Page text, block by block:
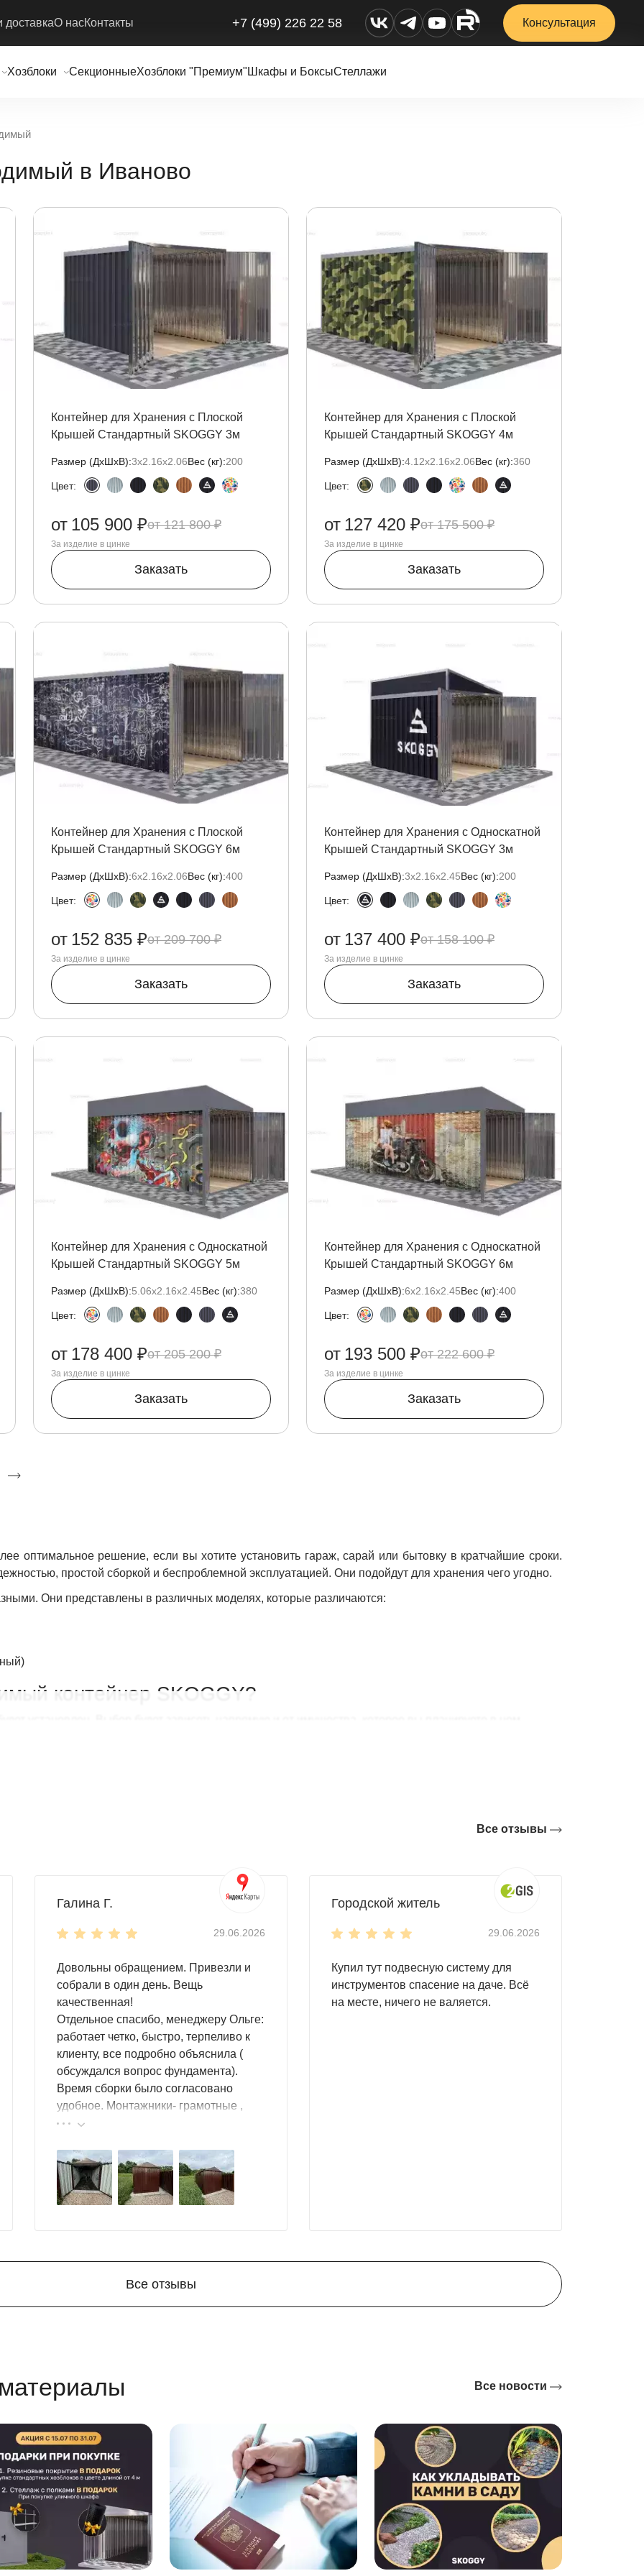
доставкаО насКонтакты +7 (499) 226 22 58 Консультация
Хозблоки СекционныеХозблоки "Премиум" Шкафы и БоксыСтеллажи
в Иваново
Контейнер для Хранения с Плоской
Крышей Стандартный SKOGGY 3м
Размер (ДxШxВ):3х2.16х2.06Вес (кг):200
Цвет:
121 800 ₽
от 105 900 ₽
За изделие в цинке
Заказать
Контейнер для Хранения с Плоской
Крышей Стандартный SKOGGY 4м
Размер (ДxШxВ):4.12х2.16х2.06Вес (кг):360
Цвет:
175 500 ₽
от 127 420 ₽
За изделие в цинке
Заказать
Контейнер для Хранения с Плоской
Крышей Стандартный SKOGGY 6м
Размер (ДxШxВ):6х2.16х2.06Вес (кг):400
Цвет:
209 700 ₽
от 152 835 ₽
За изделие в цинке
Заказать
Контейнер для Хранения с Односкатной
Крышей Стандартный SKOGGY 3м
Размер (ДxШxВ):3х2.16х2.45Вес (кг):200
Цвет:
158 100 ₽
от 137 400 ₽
За изделие в цинке
Заказать
Контейнер для Хранения с Односкатной
Крышей Стандартный SKOGGY 5м
Размер (ДxШxВ):5.06х2.16х2.45Вес (кг):380
Цвет:
205 200 ₽
от 178 400 ₽
За изделие в цинке
Заказать
Контейнер для Хранения с Односкатной
Крышей Стандартный SKOGGY 6м
Размер (ДxШxВ):6х2.16х2.45Вес (кг):400
Цвет:
222 600 ₽
от 193 500 ₽
За изделие в цинке
Заказать
оптимальное решение, если вы хотите установить гараж, сарай или бытовку в кратчайшие сроки.
простой сборкой и беспроблемной эксплуатацией. Они подойдут для хранения чего угодно.
Они представлены в различных моделях, которые различаются:
контейнер SKOGGY?
металлический хозблок, длина которого составляет 2-3 м. Здесь поместится весь необходимый
и т.д. Вы можете выбрать контейнер с односкатной или двускатной крышей. А если хотите сэкономить,
Вы сможете быть уверены в надежности контейнера.
внутри. Вы сможете без труда разместить здесь:
хранения позволят рационально организовывать пространство. Заранее установите полки,
числе и контейнер. Кроме того, с графическим рисунком контейнер будет смотреться очень
контейнера – его сборно-разборная конструкция. Вы сможете без труда собрать и
транспортировку на любой, самый труднодоступный участок. А подготовка к эксплуатации займет
контейнеров SKOGGY
составляет 2 тонны;
не будет скапливаться внутри контейнера, за счет чего удастся избежать коррозии;
длительной службы контейнера;
прочная и удобная;
Все отзывы
Галина Г.
29.06.2026
Довольны обращением. Привезли и
собрали в один день. Вещь
качественная!
Отдельное спасибо, менеджеру Ольге:
работает четко, быстро, терпеливо к
клиенту, все подробно объяснила (
обсуждался вопрос фундамента).
Время сборки было согласовано
удобное. Монтажники- грамотные ,
культурные ребята. Спасибо компании
большой выбор продукции, реальные
цены.
Городской житель
29.06.2026
Купил тут подвесную систему для
инструментов спасение на даче. Всё
на месте, ничего не валяется.
Все отзывы
Все новости